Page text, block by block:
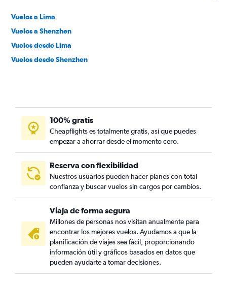
Vuelos a Lima
Vuelos a Shenzhen
Vuelos desde Lima
Vuelos desde Shenzhen
100% gratis
Cheapflights es totalmente gratis, así que puedes
empezar a ahorrar desde el momento cero.
Reserva con flexibilidad
Nuestros usuarios pueden hacer planes con total
confianza y buscar vuelos sin cargos por cambios.
Viaja de forma segura
Millones de personas nos visitan anualmente para
encontrar los mejores vuelos. Ayudamos a que la
planificación de viajes sea fácil, proporcionando
información útil y gráficos basados en datos que
pueden ayudarte a tomar decisiones.